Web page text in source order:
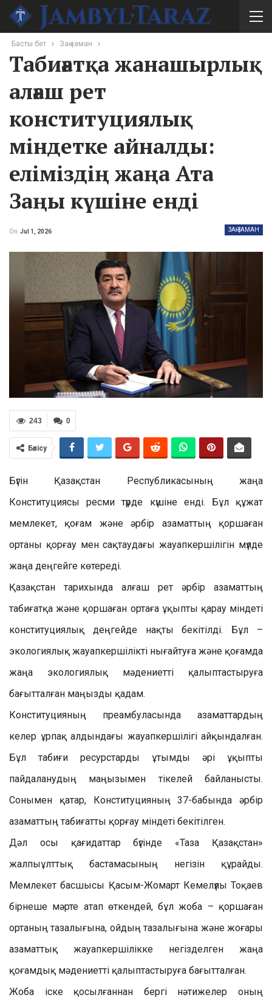
Басты бет Заң-заман
Табиғатқа жанашырлық
алғаш рет
конституциялық
міндетке айналды:
еліміздің жаңа Ата
Заңы күшіне енді
ЗАҢ-ЗАМАН
On Jul 1, 2026
0
243
Бөлісу
Бүгін Қазақстан Республикасының жаңа
Конституциясы ресми түрде күшіне енді. Бұл құжат
мемлекет, қоғам және әрбір азаматтың қоршаған
ортаны қорғау мен сақтаудағы жауапкершілігін мүлде
жаңа деңгейге көтереді.
Қазақстан тарихында алғаш рет әрбір азаматтың
табиғатқа және қоршаған ортаға ұқыпты қарау міндеті
конституциялық деңгейде нақты бекітілді. Бұл –
экологиялық жауапкершілікті нығайтуға және қоғамда
жаңа экологиялық мәдениетті қалыптастыруға
бағытталған маңызды қадам.
Конституцияның преамбуласында азаматтардың
келер ұрпақ алдындағы жауапкершілігі айқындалған.
Бұл табиғи ресурстарды ұтымды әрі ұқыпты
пайдаланудың маңызымен тікелей байланысты.
Сонымен қатар, Конституцияның 37-бабында әрбір
азаматтың табиғатты қорғау міндеті бекітілген.
Дәл осы қағидаттар бүгінде «Таза Қазақстан»
жалпыұлттық бастамасының негізін құрайды.
Мемлекет басшысы Қасым-Жомарт Кемелүлы Тоқаев
бірнеше мәрте атап өткендей, бұл жоба – қоршаған
ортаның тазалығына, ойдың тазалығына және жоғары
азаматтық жауапкершілікке негізделген жаңа
қоғамдық мәдениетті қалыптастыруға бағытталған.
Жоба іске қосылғаннан бергі нәтижелер оның